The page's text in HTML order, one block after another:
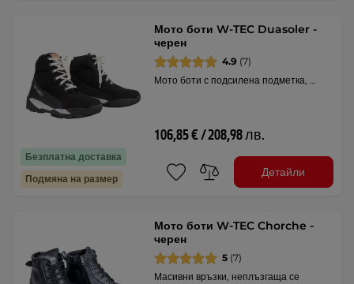
Безплатна доставка
Подмяна на размер
Мото боти W-TEC Duasoler -
черен
4.9 (7)
Мото боти с подсилена подметка, …
106,85 € / 208,98 лв.
Детайли
Мото боти W-TEC Chorche -
черен
5 (7)
Масивни връзки, неплъзгаща се